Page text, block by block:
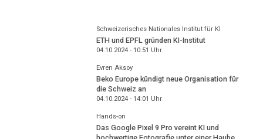
Schweizerisches Nationales Institut für KI
ETH und EPFL gründen KI-Institut
04.10.2024 - 10:51 Uhr
Evren Aksoy
Beko Europe kündigt neue Organisation für
die Schweiz an
04.10.2024 - 14:01 Uhr
Hands-on
Das Google Pixel 9 Pro vereint KI und